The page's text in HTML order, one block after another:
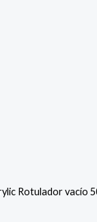
Rotulador vacío